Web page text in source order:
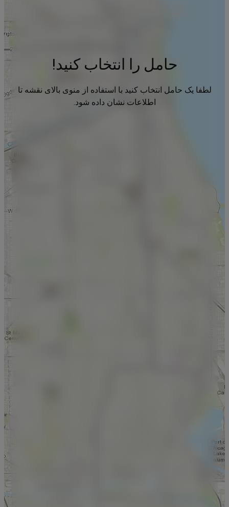
حامل را انتخاب کنید!
لطفا یک حامل انتخاب کنید با استفاده از منوی بالای نقشه تا
اطلاعات نشان داده شود.